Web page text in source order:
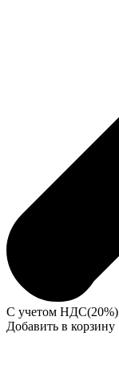
С учетом НДС(20%)
Добавить в корзину